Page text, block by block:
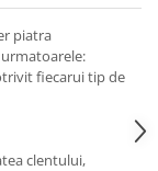
piatra
fiecarui tip de
clentului,